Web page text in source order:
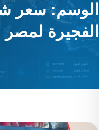
الوسم:سعر
الفجيرة لمصر